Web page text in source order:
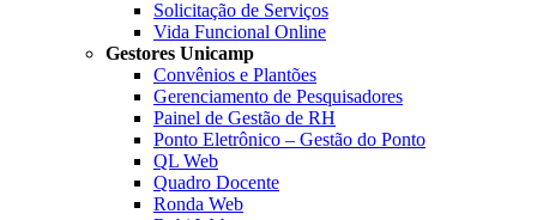
Solicitação de Serviços
Vida Funcional Online
Gestores Unicamp
Convênios e Plantões
Gerenciamento de Pesquisadores
Painel de Gestão de RH
Ponto Eletrônico – Gestão do Ponto
QL Web
Quadro Docente
Ronda Web